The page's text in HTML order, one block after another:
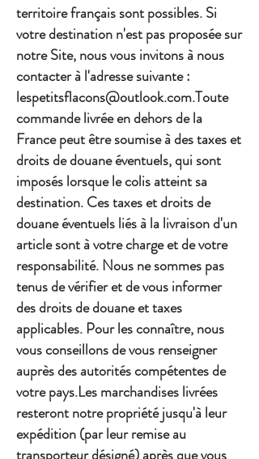
territoire français sont possibles. Si
votre destination n'est pas proposée sur
notre Site, nous vous invitons à nous
contacter à l'adresse suivante :
lespetitsflacons@outlook.com.Toute
commande livrée en dehors de la
France peut être soumise à des taxes et
droits de douane éventuels, qui sont
imposés lorsque le colis atteint sa
destination. Ces taxes et droits de
douane éventuels liés à la livraison d'un
article sont à votre charge et de votre
responsabilité. Nous ne sommes pas
tenus de vérifier et de vous informer
des droits de douane et taxes
applicables. Pour les connaître, nous
vous conseillons de vous renseigner
auprès des autorités compétentes de
votre pays.Les marchandises livrées
resteront notre propriété jusqu'à leur
expédition (par leur remise au